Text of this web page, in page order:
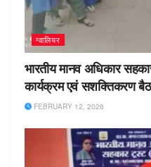
ग्वालियर
भारतीय मानव अधिकार
कार्यक्रम एवं सशक्तिकरण
FEBRUARY 12, 2026